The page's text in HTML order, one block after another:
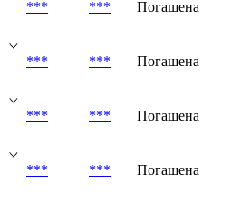
*** *** Погашена
*** *** Погашена
*** *** Погашена
*** *** Погашена